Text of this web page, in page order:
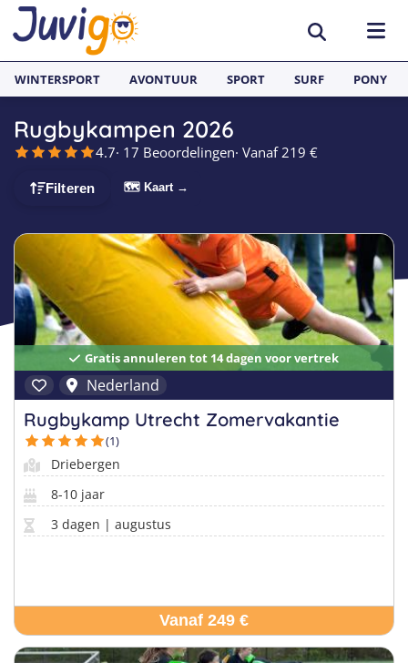
BESTEMMINGEN
België
Duitsland
Zweden
Portugal
Frankrijk
Italië
Malta
Nederland
Buitenland
SURFKAMPEN
Surfkampen Frankrijk
Surfkampen Spanje
Surfkampen Portugal
Surfkampen Nederland
Surfkampen Sri Lanka
Surfkampen Buitenland
Surfkampen 18+
TAALVAKANTIES
Alle Juvigo Taalreizen
Taalvakanties Frans
Taalvakanties Engels
Taalvakanties Spaans
Taalvakanties Nederlands
Taalvakanties Duits
Taalvakanties Italiaans
GROEPSREIZEN
Jongeren
Jongvolwassenen
Volwassenen
WINTERSPORT AVONTUUR SPORT SURF PONY
Rugbykampen 2026
4.7· 17 Beoordelingen· Vanaf 219 €
Filteren 🗺 Kaart →
Gratis annuleren tot 14 dagen voor vertrek
Nederland
Rugbykamp Utrecht Zomervakantie
(1)
Driebergen
8-10 jaar
3 dagen | augustus
Vanaf 249 €